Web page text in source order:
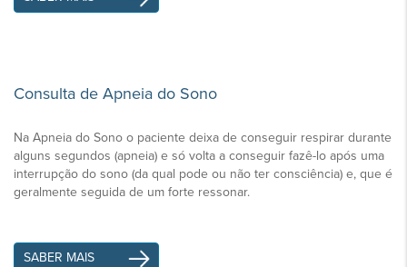
Consulta de Apneia do Sono
Na Apneia do Sono o paciente deixa de conseguir respirar durante
alguns segundos (apneia) e só volta a conseguir fazê-lo após uma
interrupção do sono (da qual pode ou não ter consciência) e, que é
geralmente seguida de um forte ressonar.
SABER MAIS